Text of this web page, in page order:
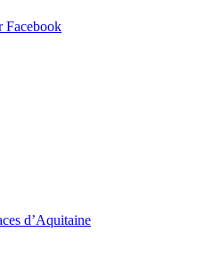
Facebook
d’Aquitaine